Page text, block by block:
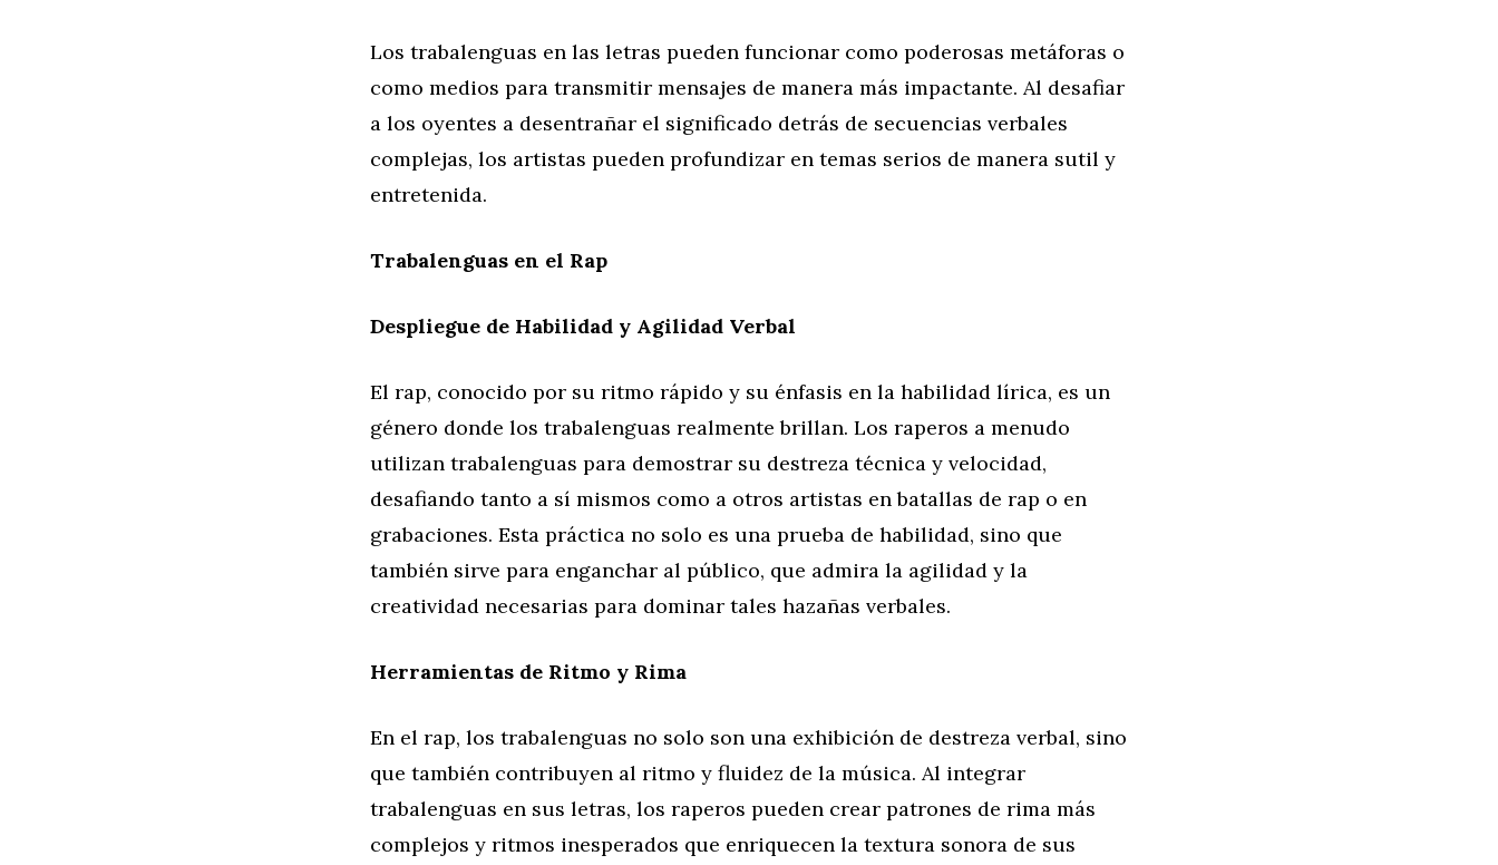
Los trabalenguas en las letras pueden funcionar como poderosas metáforas o
como medios para transmitir mensajes de manera más impactante. Al desafiar
a los oyentes a desentrañar el significado detrás de secuencias verbales
complejas, los artistas pueden profundizar en temas serios de manera sutil y
entretenida.
Trabalenguas en el Rap
Despliegue de Habilidad y Agilidad Verbal
El rap, conocido por su ritmo rápido y su énfasis en la habilidad lírica, es un
género donde los trabalenguas realmente brillan. Los raperos a menudo
utilizan trabalenguas para demostrar su destreza técnica y velocidad,
desafiando tanto a sí mismos como a otros artistas en batallas de rap o en
grabaciones. Esta práctica no solo es una prueba de habilidad, sino que
también sirve para enganchar al público, que admira la agilidad y la
creatividad necesarias para dominar tales hazañas verbales.
Herramientas de Ritmo y Rima
En el rap, los trabalenguas no solo son una exhibición de destreza verbal, sino
que también contribuyen al ritmo y fluidez de la música. Al integrar
trabalenguas en sus letras, los raperos pueden crear patrones de rima más
complejos y ritmos inesperados que enriquecen la textura sonora de sus